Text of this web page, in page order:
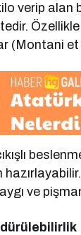
verip
(Montani
ve